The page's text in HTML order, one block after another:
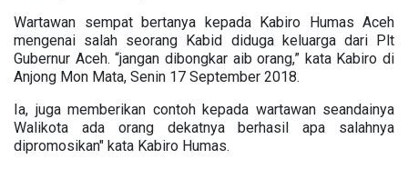
Wartawan sempat bertanya kepada Kabiro Humas Aceh
mengenai salah seorang Kabid diduga keluarga dari Plt
Gubernur Aceh. “jangan dibongkar aib orang,” kata Kabiro di
Anjong Mon Mata, Senin 17 September 2018.
Ia, juga memberikan contoh kepada wartawan seandainya
Walikota ada orang dekatnya berhasil apa salahnya
dipromosikan" kata Kabiro Humas.